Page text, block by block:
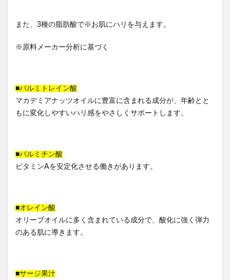
また、3種の脂肪酸で※お肌にハリを与えます。
※原料メーカー分析に基づく
■パルミトレイン酸
マカデミアナッツオイルに豊富に含まれる成分が、年齢とと
もに変化しやすいハリ感をやさしくサポートします。
■パルミチン酸
ビタミンAを安定化させる働きがあります。
■オレイン酸
オリーブオイルに多く含まれている成分で、酸化に強く弾力
のある肌に導きます。
■サージ果汁